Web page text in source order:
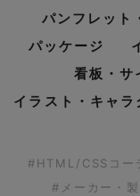
パンフレット
パッケージ
看板・サ
イラスト・キャラ
#HTML/CSSコー
#メーカー・